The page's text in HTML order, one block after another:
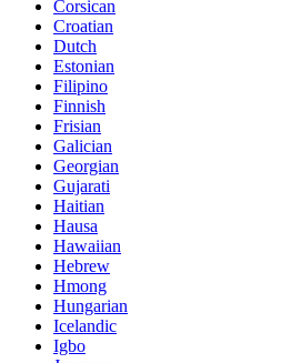
Corsican
Croatian
Dutch
Estonian
Filipino
Finnish
Frisian
Galician
Georgian
Gujarati
Haitian
Hausa
Hawaiian
Hebrew
Hmong
Hungarian
Icelandic
Igbo